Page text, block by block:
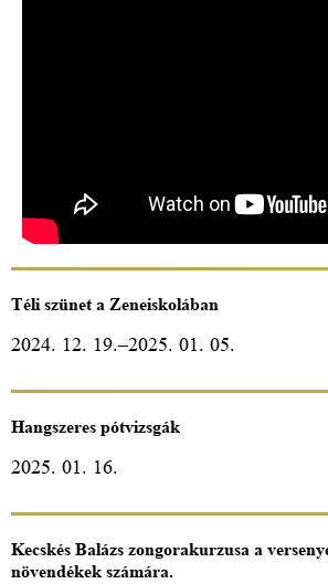
Téli szünet a Zeneiskolában
2024. 12. 19.–2025. 01. 05.
Hangszeres pótvizsgák
2025. 01. 16.
Kecskés Balázs zongorakurzusa a
növendékek számára.